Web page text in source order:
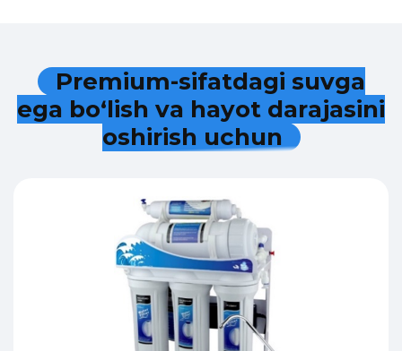
Premium-sifatdagi suvga
ega bo‘lish va hayot darajasini
oshirish uchun